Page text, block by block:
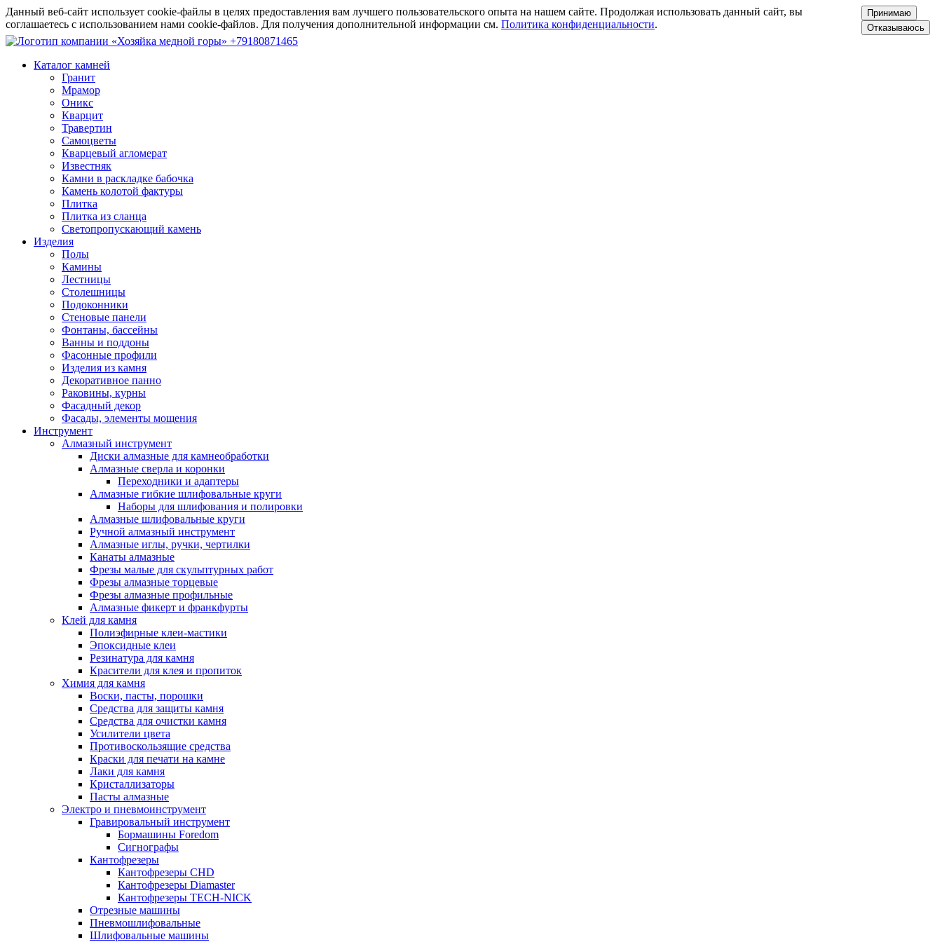
Данный веб-сайт использует cookie-файлы в целях предоставления вам лучшего пользовательского опыта на нашем сайте. Продолжая использовать данный сайт, вы
соглашаетесь с использованием нами cookie-файлов. Для получения дополнительной информации см. Политика конфиденциальности.
Принимаю
Отказываюсь
+79180871465
Каталог камней
Гранит
Мрамор
Оникс
Кварцит
Травертин
Самоцветы
Кварцевый агломерат
Известняк
Камни в раскладке бабочка
Камень колотой фактуры
Плитка
Плитка из сланца
Светопропускающий камень
Изделия
Полы
Камины
Лестницы
Столешницы
Подоконники
Стеновые панели
Фонтаны, бассейны
Ванны и поддоны
Фасонные профили
Изделия из камня
Декоративное панно
Раковины, курны
Фасадный декор
Фасады, элементы мощения
Инструмент
Алмазный инструмент
Диски алмазные для камнеобработки
Алмазные сверла и коронки
Переходники и адаптеры
Алмазные гибкие шлифовальные круги
Наборы для шлифования и полировки
Алмазные шлифовальные круги
Ручной алмазный инструмент
Алмазные иглы, ручки, чертилки
Канаты алмазные
Фрезы малые для скульптурных работ
Фрезы алмазные торцевые
Фрезы алмазные профильные
Алмазные фикерт и франкфурты
Клей для камня
Полиэфирные клеи-мастики
Эпоксидные клеи
Резинатура для камня
Красители для клея и пропиток
Химия для камня
Воски, пасты, порошки
Средства для защиты камня
Средства для очистки камня
Усилители цвета
Противоскользящие средства
Краски для печати на камне
Лаки для камня
Кристаллизаторы
Пасты алмазные
Электро и пневмоинструмент
Гравировальный инструмент
Бормашины Foredom
Сигнографы
Кантофрезеры
Кантофрезеры CHD
Кантофрезеры Diamaster
Кантофрезеры TECH-NICK
Отрезные машины
Пневмошлифовальные
Шлифовальные машины